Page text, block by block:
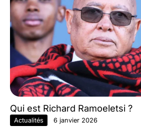
Qui est Richard Ramoeletsi ?
Actualités 6 janvier 2026